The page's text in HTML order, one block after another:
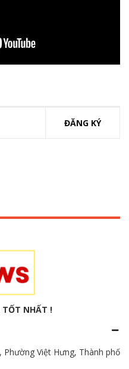
ĐĂNG KÝ
TỐT NHẤT !
Việt Hưng, Thành phố